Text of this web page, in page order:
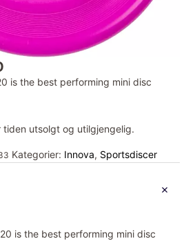
is the best performing mini disc
utsolgt og utilgjengelig.
Kategorier: Innova, Sportsdiscer
is the best performing mini disc